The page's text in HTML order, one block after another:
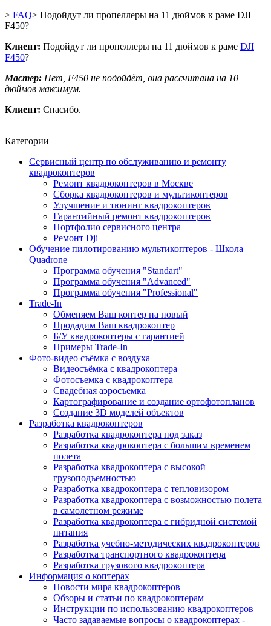
> FAQ> Подойдут ли пропеллеры на 11 дюймов к раме DJI
F450?
Клиент: Подойдут ли пропеллеры на 11 дюймов к раме DJI
F450?
Мастер: Нет, F450 не подойдёт, она рассчитана на 10
дюймов максимум.
Клиент: Спасибо.
Категории
Сервисный центр по обслуживанию и ремонту
квадрокоптеров
Ремонт квадрокоптеров в Москве
Сборка квадрокоптеров и мультикоптеров
Улучшение и тюнинг квадрокоптеров
Гарантийный ремонт квадрокоптеров
Портфолио сервисного центра
Ремонт Dji
Обучение пилотированию мультикоптеров - Школа
Quadrone
Программа обучения "Standart"
Программа обучения "Advanced"
Программа обучения "Professional"
Trade-In
Обменяем Ваш коптер на новый
Продадим Ваш квадрокоптер
Б/У квадрокоптеры с гарантией
Примеры Trade-In
Фото-видео съёмка с воздуха
Видеосъёмка с квадрокоптера
Фотосъемка с квадрокоптера
Свадебная аэросъемка
Картографирование и создание ортофотопланов
Создание 3D моделей объектов
Разработка квадрокоптеров
Разработка квадрокоптера под заказ
Разработка квадрокоптера с большим временем
полета
Разработка квадрокоптера с высокой
грузоподъемностью
Разработка квадрокоптера с тепловизором
Разработка квадрокоптера с возможностью полета
в самолетном режиме
Разработка квадрокоптера с гибридной системой
питания
Разработка учебно-методических квадрокоптеров
Разработка транспортного квадрокоптера
Разработка грузового квадрокоптера
Информация о коптерах
Новости мира квадрокоптеров
Обзоры и статьи по квадрокоптерам
Инструкции по использованию квадрокоптеров
Часто задаваемые вопросы о квадрокоптерах -